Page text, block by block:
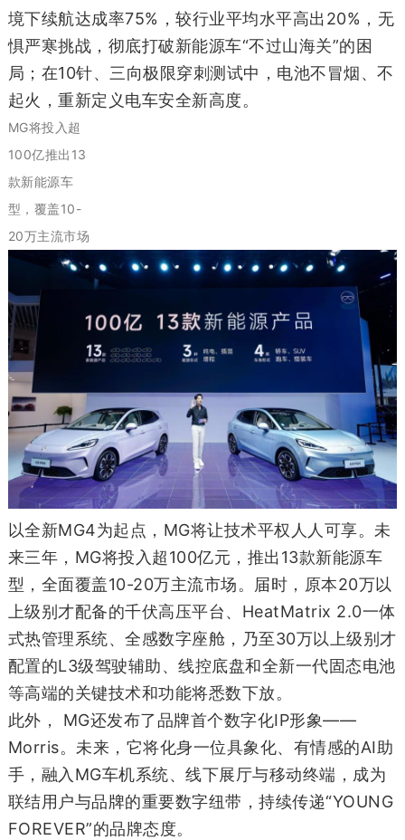
境下续航达成率75%，较行业平均水平高出20%，无
惧严寒挑战，彻底打破新能源车“不过山海关”的困
局；在10针、三向极限穿刺测试中，电池不冒烟、不
起火，重新定义电车安全新高度。
MG将投入超
100亿推出13
款新能源车
型，覆盖10-
20万主流市场
以全新MG4为起点，MG将让技术平权人人可享。未
来三年，MG将投入超100亿元，推出13款新能源车
型，全面覆盖10-20万主流市场。届时，原本20万以
上级别才配备的千伏高压平台、HeatMatrix 2.0一体
式热管理系统、全感数字座舱，乃至30万以上级别才
配置的L3级驾驶辅助、线控底盘和全新一代固态电池
等高端的关键技术和功能将悉数下放。
此外， MG还发布了品牌首个数字化IP形象——
Morris。未来，它将化身一位具象化、有情感的AI助
手，融入MG车机系统、线下展厅与移动终端，成为
联结用户与品牌的重要数字纽带，持续传递“YOUNG
FOREVER”的品牌态度。